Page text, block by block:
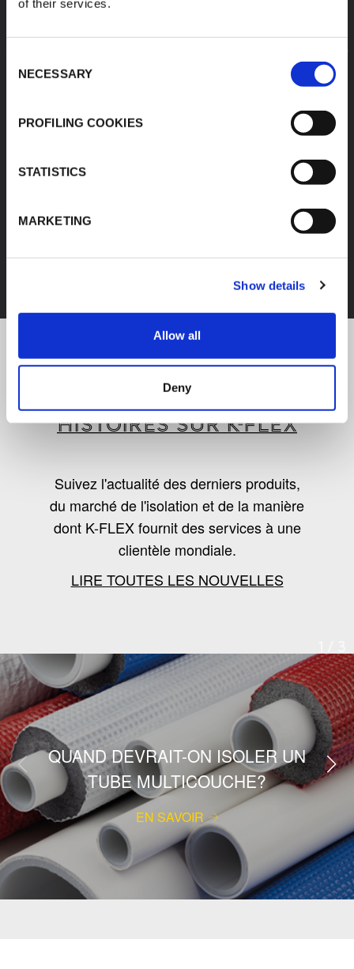
of their services.
Selection
NECESSARY
PROFILING COOKIES
STATISTICS
MARKETING
Show details
Allow all
Deny
DÉCOUVREZ TOUS LES PRODUITS
LES DERNIÈRES
NOUVELLES, TENDANCES ET
HISTOIRES SUR K-FLEX
Suivez l'actualité des derniers produits,
du marché de l'isolation et de la manière
dont K-FLEX fournit des services à une
clientèle mondiale.
LIRE TOUTES LES NOUVELLES
QUAND DEVRAIT-ON ISOLER UN
TUBE MULTICOUCHE?
EN SAVOIR